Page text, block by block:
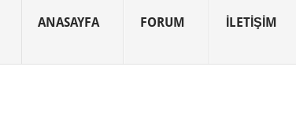
ANASAYFA FORUM İLETIŞIM